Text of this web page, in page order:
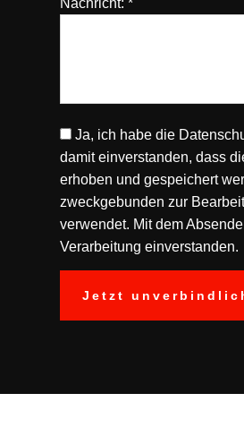
Nachricht: *
Ja, ich habe die
damit einverstanden, dass
erhoben und gespeichert
zweckgebunden zur
verwendet. Mit dem
Verarbeitung einverstanden.